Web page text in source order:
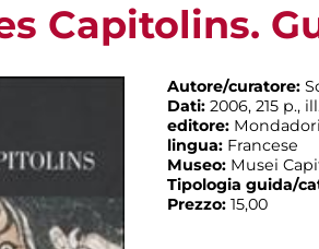
Capitolins.
Autore/curatore:
Dati: 2006, 215 p.,
editore:
lingua: Francese
Museo: Musei
Tipologia guida/
Prezzo: 15,00